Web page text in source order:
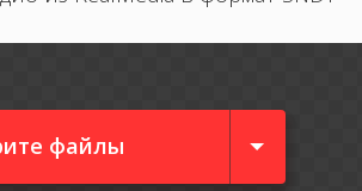
файлы